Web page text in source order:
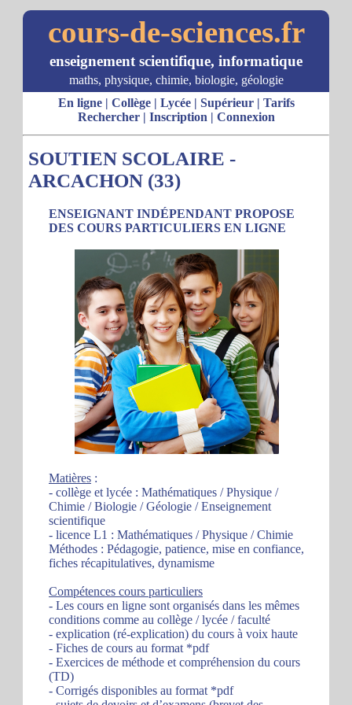
cours-de-sciences.fr
enseignement scientifique, informatique
maths, physique, chimie, biologie, géologie
En ligne| Collège| Lycée| Supérieur| Tarifs
Rechercher| Inscription | Connexion
SOUTIEN SCOLAIRE -
ARCACHON (33)
ENSEIGNANT INDÉPENDANT PROPOSE
DES COURS PARTICULIERS EN LIGNE
Matières :
- collège et lycée : Mathématiques / Physique /
Chimie / Biologie / Géologie / Enseignement
scientifique
- licence L1 : Mathématiques / Physique / Chimie
Méthodes : Pédagogie, patience, mise en confiance,
fiches récapitulatives, dynamisme
Compétences cours particuliers
- Les cours en ligne sont organisés dans les mêmes
conditions comme au collège / lycée / faculté
- explication (ré-explication) du cours à voix haute
- Fiches de cours au format *pdf
- Exercices de méthode et compréhension du cours
(TD)
- Corrigés disponibles au format *pdf